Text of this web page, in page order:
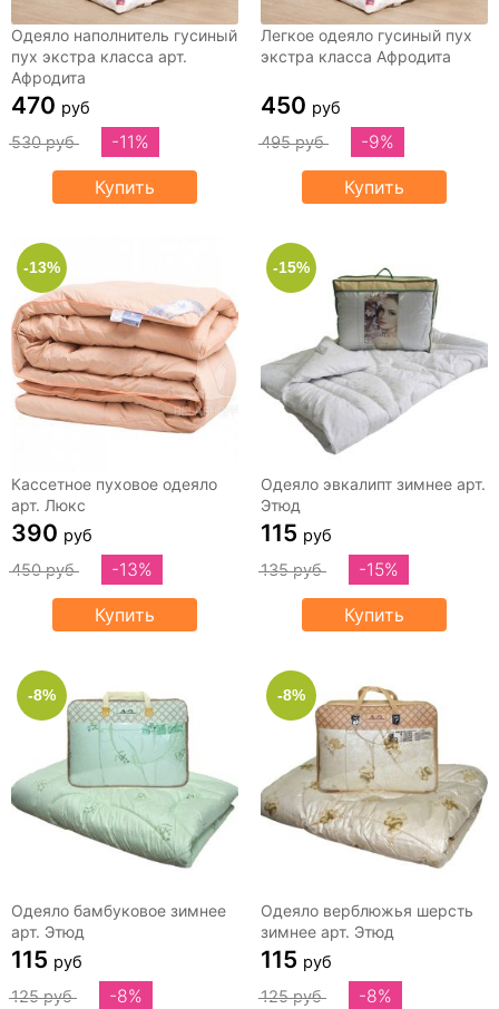
Одеяло наполнитель гусиный
пух экстра класса арт.
Афродита
470 руб
530 руб
-11%
Купить
Легкое одеяло гусиный пух
экстра класса Афродита
450 руб
495 руб
-9%
Купить
-13%
Кассетное пуховое одеяло
арт. Люкс
390 руб
450 руб
-13%
Купить
-15%
Одеяло эвкалипт зимнее арт.
Этюд
115 руб
135 руб
-15%
Купить
-8%
Одеяло бамбуковое зимнее
арт. Этюд
115 руб
125 руб
-8%
-8%
Одеяло верблюжья шерсть
зимнее арт. Этюд
115 руб
125 руб
-8%